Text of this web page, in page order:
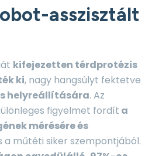
asszisztált
kifejezetten térdprotézis
ki, nagy hangsúlyt fektetve
helyreállítására. Az
figyelmet fordít a
mérésére és
a műtéti siker szempontjából.